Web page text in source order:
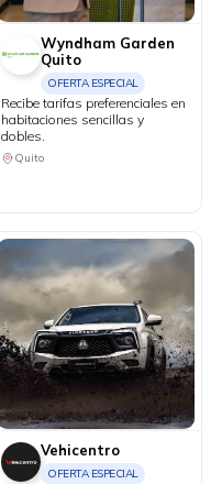
Wyndham Garden
Quito
OFERTA ESPECIAL
Recibe tarifas preferenciales en
habitaciones sencillas y
dobles.
Quito
Vehicentro
OFERTA ESPECIAL